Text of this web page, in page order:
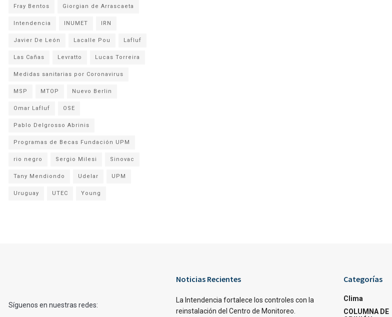
Fray Bentos Giorgian de Arrascaeta
Intendencia INUMET IRN
Javier De León Lacalle Pou Lafluf
Las Cañas Levratto Lucas Torreira
Medidas sanitarias por Coronavirus
MSP MTOP Nuevo Berlin
Omar Lafluf OSE
Pablo Delgrosso Abrinis
Programas de Becas Fundación UPM
rio negro Sergio Milesi Sinovac
Tany Mendiondo Udelar UPM
Uruguay UTEC Young
Síguenos en nuestras redes:
Noticias Recientes
La Intendencia fortalece los controles con la
reinstalación del Centro de Monitoreo.
Categorías
Clima
COLUMNA DE